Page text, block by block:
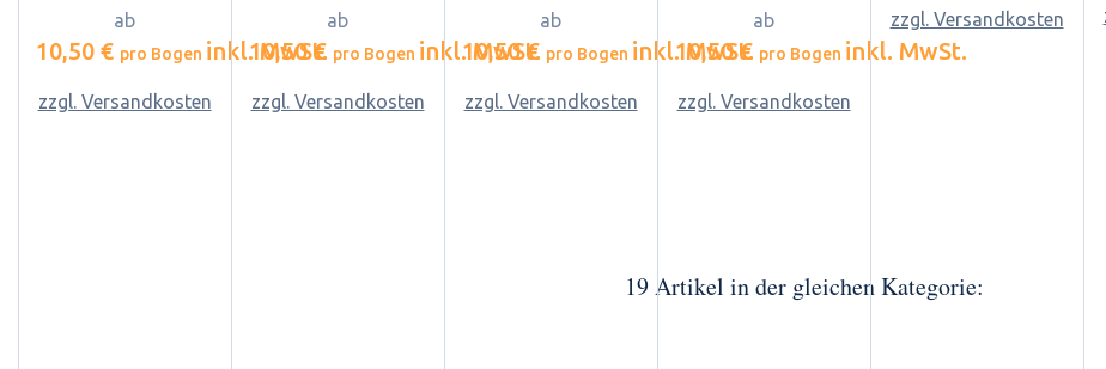
ab
10,50 € pro Bogen inkl. MwSt.
zzgl. Versandkosten
ab
10,50 € pro Bogen inkl. MwSt.
zzgl. Versandkosten
ab
10,50 € pro Bogen inkl. MwSt.
zzgl. Versandkosten
ab
10,50 € pro Bogen inkl. MwSt.
zzgl. Versandkosten
zzgl. Versandkosten
19 Artikel in der gleichen Kategorie: